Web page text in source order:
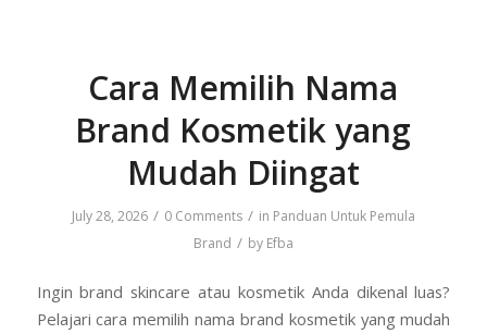
Cara Memilih Nama
Brand Kosmetik yang
Mudah Diingat
July 28, 2026 / 0 Comments / in Panduan Untuk Pemula
Brand / by Efba
Ingin brand skincare atau kosmetik Anda dikenal luas?
Pelajari cara memilih nama brand kosmetik yang mudah